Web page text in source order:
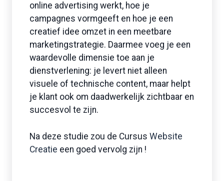
online advertising werkt, hoe je
campagnes vormgeeft en hoe je een
creatief idee omzet in een meetbare
marketingstrategie. Daarmee voeg je een
waardevolle dimensie toe aan je
dienstverlening: je levert niet alleen
visuele of technische content, maar helpt
je klant ook om daadwerkelijk zichtbaar en
succesvol te zijn.
Na deze studie zou de CursusWebsite
Creatie een goed vervolg zijn !